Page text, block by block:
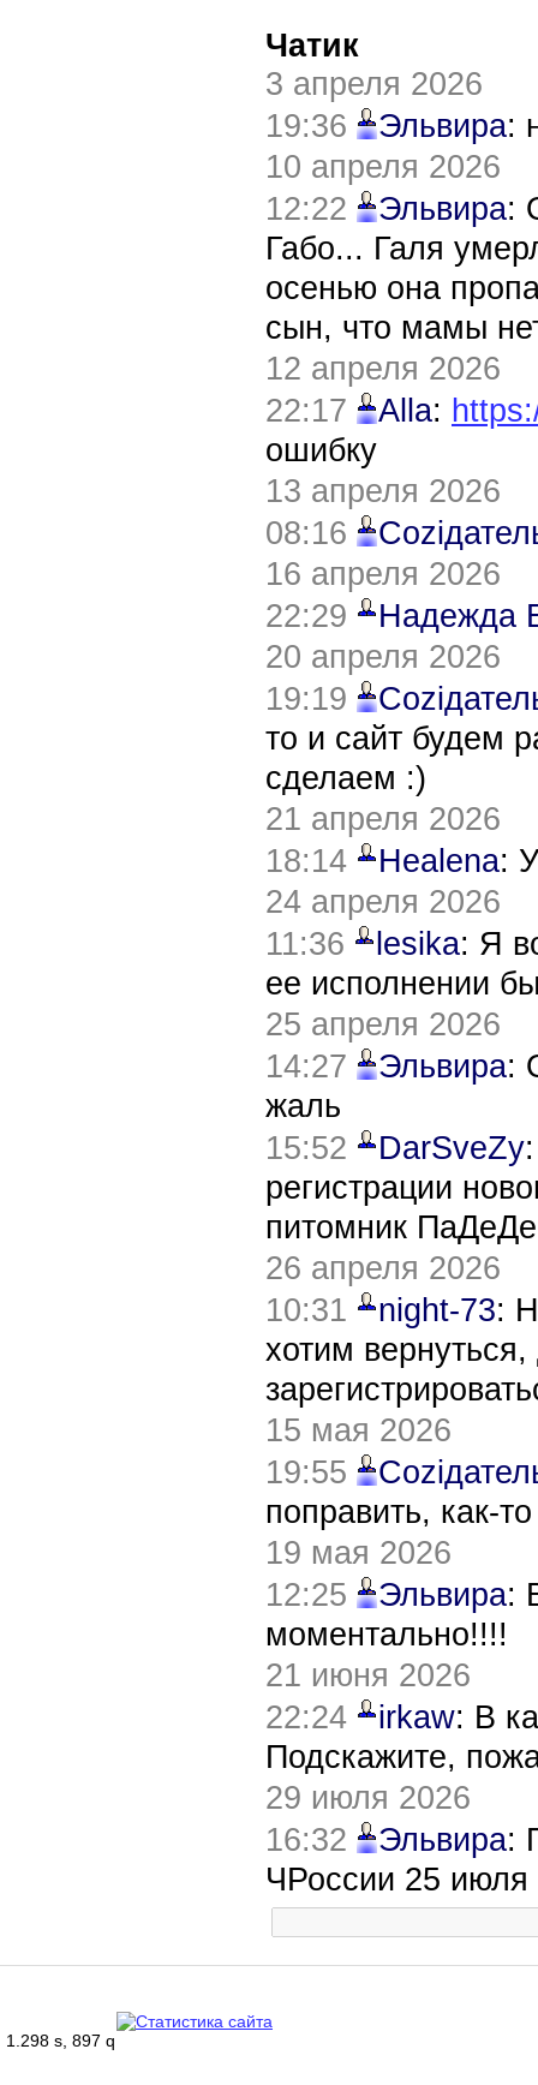
Чатик
3 апреля 2026
19:36
Эльвира:
10 апреля 2026
12:22
Эльвира:
Габо... Галя
осенью она
сын, что мамы
12 апреля 2026
22:17
Alla:
ошибку
13 апреля 2026
08:16
16 апреля 2026
22:29
Надежда
20 апреля 2026
19:19
то и сайт будем
сделаем :)
21 апреля 2026
18:14
Healena:
24 апреля 2026
11:36
lesika: Я
ее исполнении
25 апреля 2026
14:27
Эльвира:
жаль
15:52
DarSveZy
регистрации
питомник
26 апреля 2026
10:31
night-73:
хотим
15 мая 2026
19:55
поправить, как-
19 мая 2026
12:25
Эльвира:
моментально!!!!
21 июня 2026
22:24
irkaw: В
Подскажите,
29 июля 2026
16:32
Эльвира:
ЧРоссии 25 июля
1.298 s, 897 q